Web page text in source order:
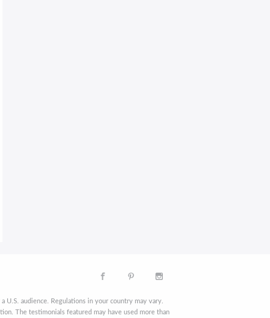
U.S. audience. Regulations in your country may vary.
The testimonials featured may have used more than